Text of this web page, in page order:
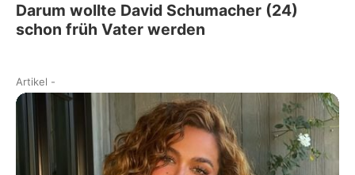
Darum wollte David Schumacher (24)
schon früh Vater werden
Artikel -